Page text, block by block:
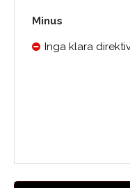
Minus
Inga klara